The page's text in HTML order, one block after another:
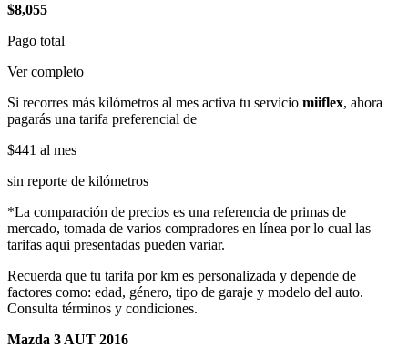
$8,055
Pago total
Ver completo
Si recorres más kilómetros al mes activa tu servicio miiflex, ahora
pagarás una tarifa preferencial de
$441 al mes
sin reporte de kilómetros
*La comparación de precios es una referencia de primas de
mercado, tomada de varios compradores en línea por lo cual las
tarifas aqui presentadas pueden variar.
Recuerda que tu tarifa por km es personalizada y depende de
factores como: edad, género, tipo de garaje y modelo del auto.
Consulta términos y condiciones.
Mazda 3 AUT 2016